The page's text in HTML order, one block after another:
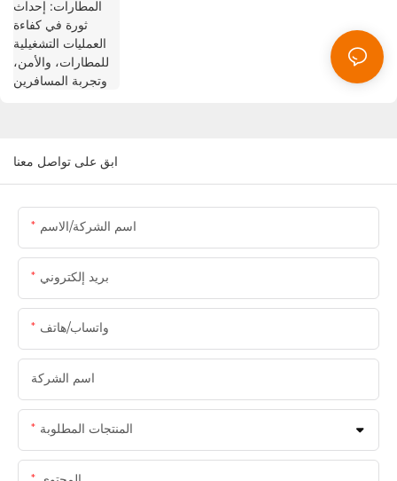
ابق على تواصل معنا
اسم الشركة/الاسم
بريد إلكتروني
واتساب/هاتف
اسم الشركة
المنتجات المطلوبة